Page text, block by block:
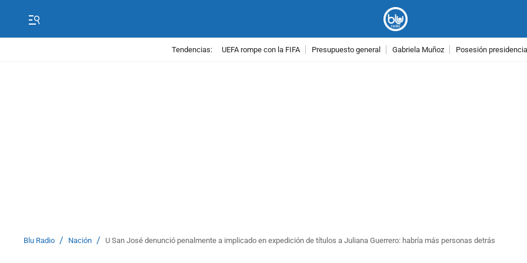
Tendencias: UEFA rompe con la FIFA Presupuesto general Gabriela Muñoz Posesión
Blu Radio / Nación / U San José denunció penalmente a implicado en expedición de títulos a Juliana Guerrero: habría más personas detrás